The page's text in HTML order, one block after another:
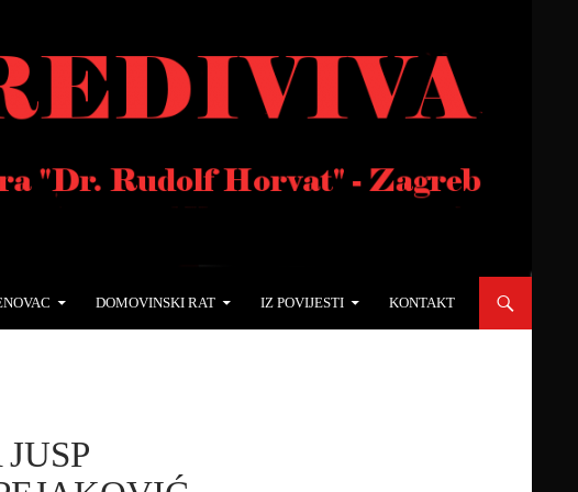
DOMOVINSKI RAT IZ POVIJESTI KONTAKT